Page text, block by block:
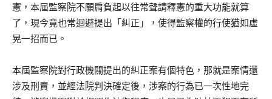
憲，本屆監察院不願肩負起以往常聲請釋憲的重大功能就算
了，現今竟也常迴避提出「糾正」，使得監察權的行使猶如虛
晃一招而已。
本屆監察院對行政機關提出的糾正案有個特色，那就是案情還
涉及刑責，並經法院判決確定後，涉案的行為已一次性地完